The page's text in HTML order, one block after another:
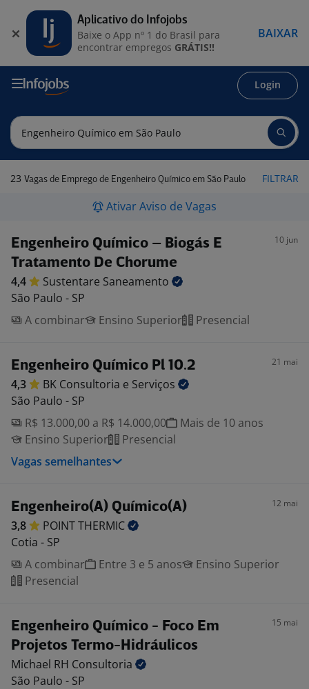
Login
23 Vagas de Emprego de Engenheiro Químico em São Paulo FILTRAR
Ativar Aviso de Vagas
Engenheiro Químico – Biogás E
Tratamento De Chorume
10 jun
4,4 Sustentare Saneamento
São Paulo - SP
A combinar
Ensino Superior Presencial
Engenheiro Químico Pl 10.2 21 mai
4,3 BK Consultoria e Serviços
São Paulo - SP
R$ 13.000,00 a R$ 14.000,00
Mais de 10 anos
Ensino Superior
Presencial
Vagas semelhantes
Engenheiro(A) Químico(A) 12 mai
3,8 POINTTHERMIC
Cotia - SP
A combinar
Entre 3 e 5 anos
Ensino Superior
Presencial
Engenheiro Químico - Foco Em
Projetos Termo-Hidráulicos
15 mai
Michael RH Consultoria
São Paulo - SP
Aplicativo do Infojobs
Baixe o App nº 1 do Brasil para
encontrar empregos GRÁTIS!!
BAIXAR